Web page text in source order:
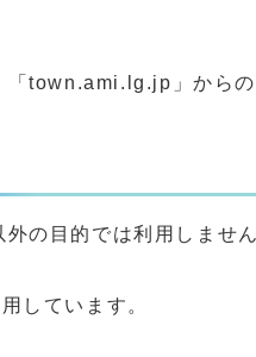
「town.ami.lg.jp」からの
の目的では利用しませ
しています。